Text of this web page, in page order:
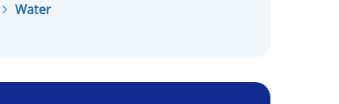
Water